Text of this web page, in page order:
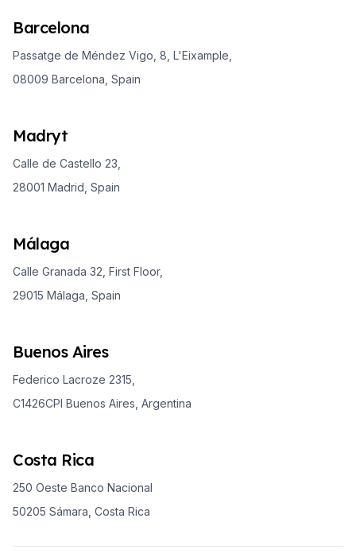
Barcelona
Passatge de Méndez Vigo, 8, L'Eixample,
08009 Barcelona, Spain
Madryt
Calle de Castello 23,
28001 Madrid, Spain
Málaga
Calle Granada 32, First Floor,
29015 Málaga, Spain
Buenos Aires
Federico Lacroze 2315,
C1426CPI Buenos Aires, Argentina
Costa Rica
250 Oeste Banco Nacional
50205 Sámara, Costa Rica